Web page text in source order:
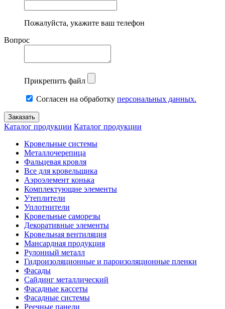
Пожалуйста, укажите ваш телефон
Вопрос
Прикрепить файл
Согласен на обработку персональных данных.
Каталог продукции Каталог продукции
Кровельные системы
Металлочерепица
Фальцевая кровля
Все для кровельщика
Аэроэлемент конька
Комплектующие элементы
Утеплители
Уплотнители
Кровельные саморезы
Декоративные элементы
Кровельная вентиляция
Мансардная продукция
Рулонный металл
Гидроизоляционные и пароизоляционные пленки
Фасады
Сайдинг металлический
Фасадные кассеты
Фасадные системы
Реечные панели